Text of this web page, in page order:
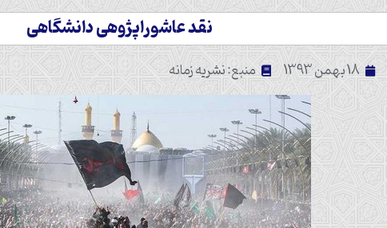
نقد عاشوراپژوهی دانشگاهی
18 بهمن 1393 منبع: نشریه زمانه